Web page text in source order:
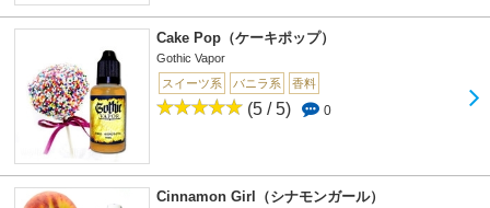
Cake Pop（ケーキポップ）
Gothic Vapor
スイーツ系
バニラ系 香料
(5 / 5) 0
Cinnamon Girl（シナモンガール）